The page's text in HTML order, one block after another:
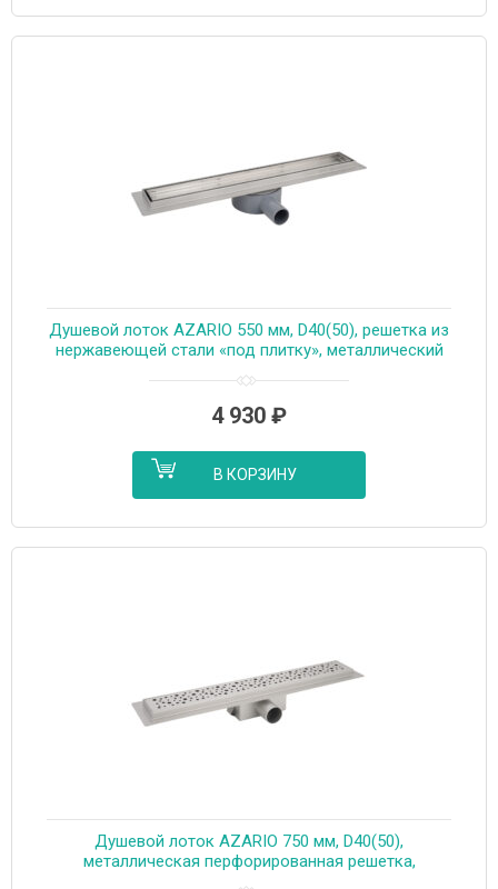
Душевой лоток AZARIO 550 мм, D40(50), решетка из
нержавеющей стали «под плитку», металлический
(AZT3TILE550)
4 930 ₽
В КОРЗИНУ
Душевой лоток AZARIO 750 мм, D40(50),
металлическая перфорированная решетка,